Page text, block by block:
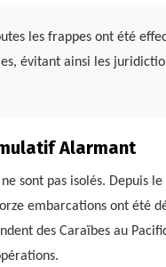
les frappes ont été
évitant ainsi les
Alarmant
sont pas isolés. Depuis
embarcations ont été
des Caraïbes au